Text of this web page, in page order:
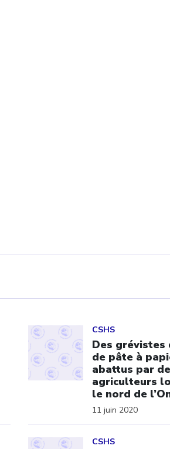
CSHS
Des grévistes
de pâte à
abattus par
agriculteurs
le nord de
11 juin 2020
CSHS